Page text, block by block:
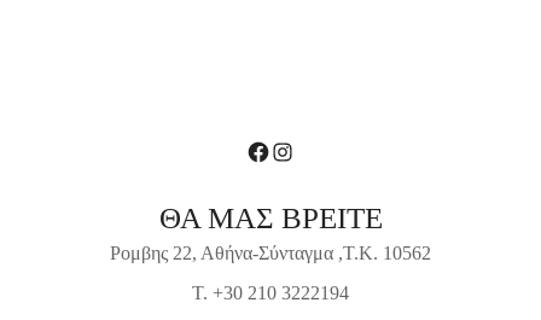
ΘΑ ΜΑΣ ΒΡΕΙΤΕ
Ρομβης 22, Αθήνα-Σύνταγμα ,Τ.Κ. 10562
T. +30 210 3222194
Facebook
Instagram